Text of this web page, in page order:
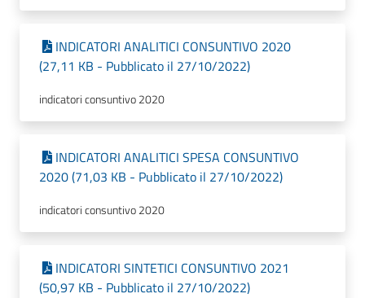
INDICATORI ANALITICI CONSUNTIVO 2020
(27,11 KB - Pubblicato il 27/10/2022)
indicatori consuntivo 2020
INDICATORI ANALITICI SPESA CONSUNTIVO
2020 (71,03 KB - Pubblicato il 27/10/2022)
indicatori consuntivo 2020
INDICATORI SINTETICI CONSUNTIVO 2021
(50,97 KB - Pubblicato il 27/10/2022)